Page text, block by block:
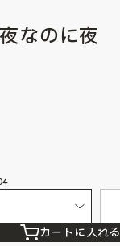
なのに夜
カートに入れる